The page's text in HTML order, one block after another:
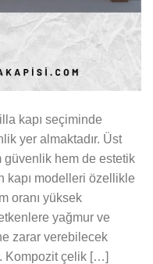
kapı seçiminde
yer almaktadır. Üst
güvenlik hem de estetik
kapı modelleri özellikle
oranı yüksek
yağmur ve
zarar verebilecek
Kompozit çelik […]